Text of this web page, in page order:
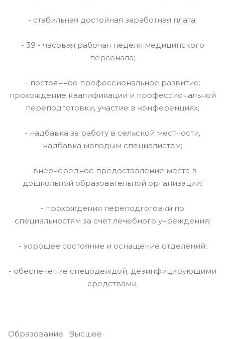
- стабильная достойная заработная плата;
- 39 - часовая рабочая неделя медицинского
персонала;
- постоянное профессиональное развитие:
прохождение квалификации и профессиональной
переподготовки, участие в конференциях;
- надбавка за работу в сельской местности,
надбавка молодым специалистам;
- внеочередное предоставление места в
дошкольной образовательной организации;
- прохождения переподготовки по
специальностям за счет лечебного учреждения;
- хорошее состояние и оснащение отделений;
- обеспечение спецодеждой, дезинфицирующими
средствами.
Образование: Высшее